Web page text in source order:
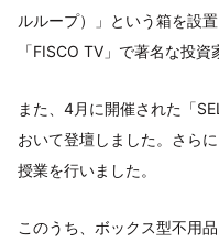
ルループ）」という箱を設
「FISCO TV」で著名な投
また、4月に開催された「
おいて登壇しました。さら
授業を行いました。
このうち、ボックス型不用